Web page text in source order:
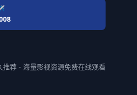
推荐 - 海量影视资源免费在线观看